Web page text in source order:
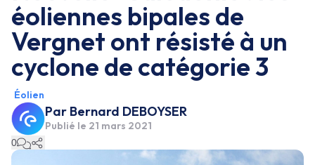
éoliennes bipales de
Vergnet ont résisté à un
cyclone de catégorie 3
Éolien
Par Bernard DEBOYSER
Publié le 21 mars 2021
0